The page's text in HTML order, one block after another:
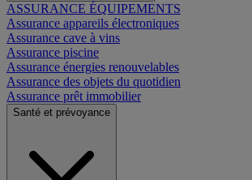
ASSURANCE ÉQUIPEMENTS
Assurance appareils électroniques
Assurance cave à vins
Assurance piscine
Assurance énergies renouvelables
Assurance des objets du quotidien
Assurance prêt immobilier
Santé et prévoyance